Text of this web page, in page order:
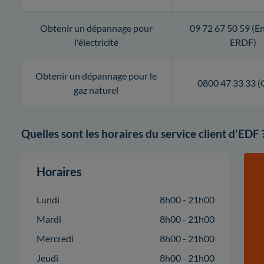
Obtenir un dépannage pour
l'électricité
09 72 67 50 59
ERDF)
Obtenir un dépannage pour le
gaz naturel
0800 47 33 33
Quelles sont les horaires du service client d'EDF
Horaires
Lundi
8h00 - 21h00
Mardi
8h00 - 21h00
Mercredi
8h00 - 21h00
Jeudi
8h00 - 21h00